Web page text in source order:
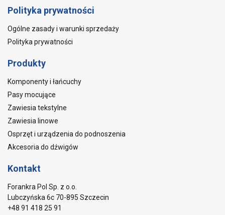
Polityka prywatności
Ogólne zasady i warunki sprzedaży
Polityka prywatności
Produkty
Komponenty i łańcuchy
Pasy mocujące
Zawiesia tekstylne
Zawiesia linowe
Osprzęt i urządzenia do podnoszenia
Akcesoria do dźwigów
Kontakt
Forankra Pol Sp. z o.o.
Lubczyńska 6c 70-895 Szczecin
+48 91 418 25 91